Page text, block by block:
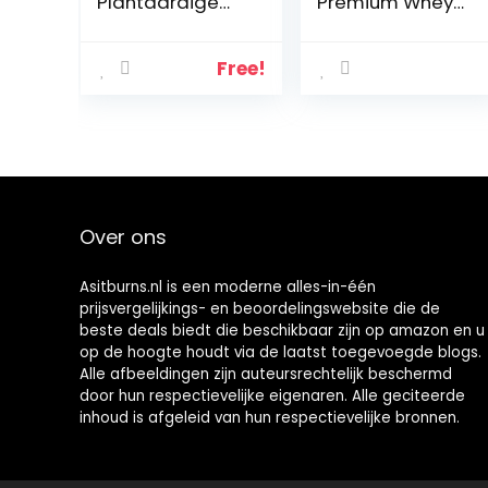
zaden – VerrijktFree!
Enzyme-Free |
Over ons
Asitburns.nl is een moderne alles-in-één
prijsvergelijkings- en beoordelingswebsite die de
beste deals biedt die beschikbaar zijn op amazon en u
op de hoogte houdt via de laatst toegevoegde blogs.
Alle afbeeldingen zijn auteursrechtelijk beschermd
door hun respectievelijke eigenaren. Alle geciteerde
inhoud is afgeleid van hun respectievelijke bronnen.